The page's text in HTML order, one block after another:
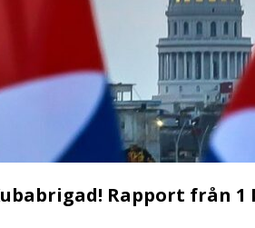
Rapport från 1